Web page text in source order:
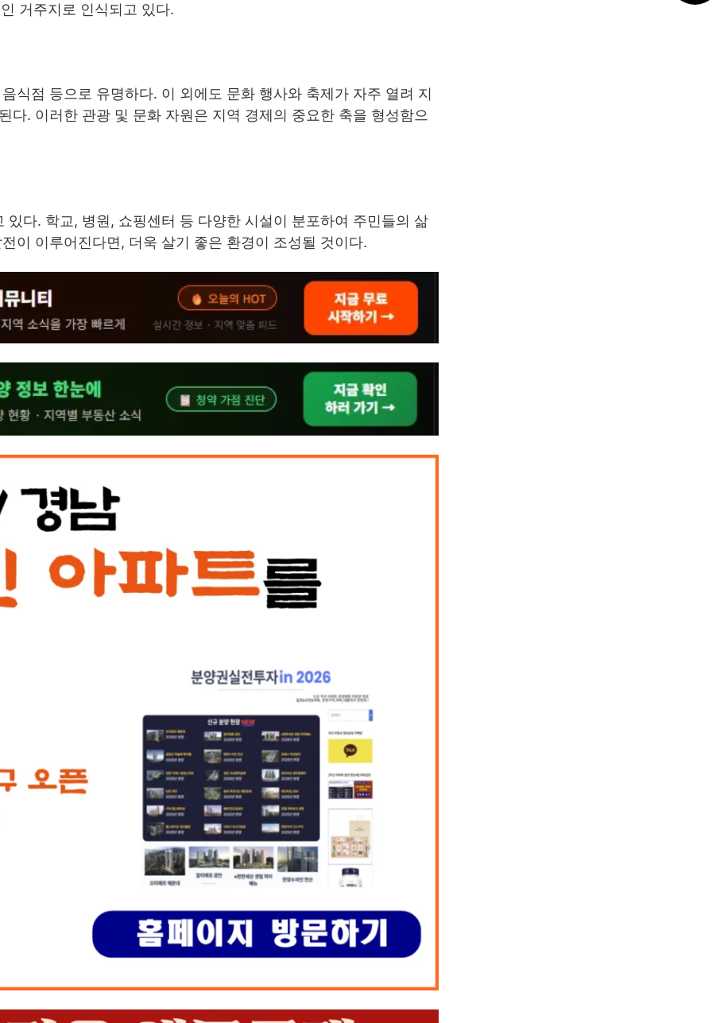
거주지로 인식되고 있다.
식점 등으로 유명하다. 이 외에도 문화 행사와 축제가 자주 열려 지
다. 이러한 관광 및 문화 자원은 지역 경제의 중요한 축을 형성함으
다. 학교, 병원, 쇼핑센터 등 다양한 시설이 분포하여 주민들의 삶
이 이루어진다면, 더욱 살기 좋은 환경이 조성될 것이다.